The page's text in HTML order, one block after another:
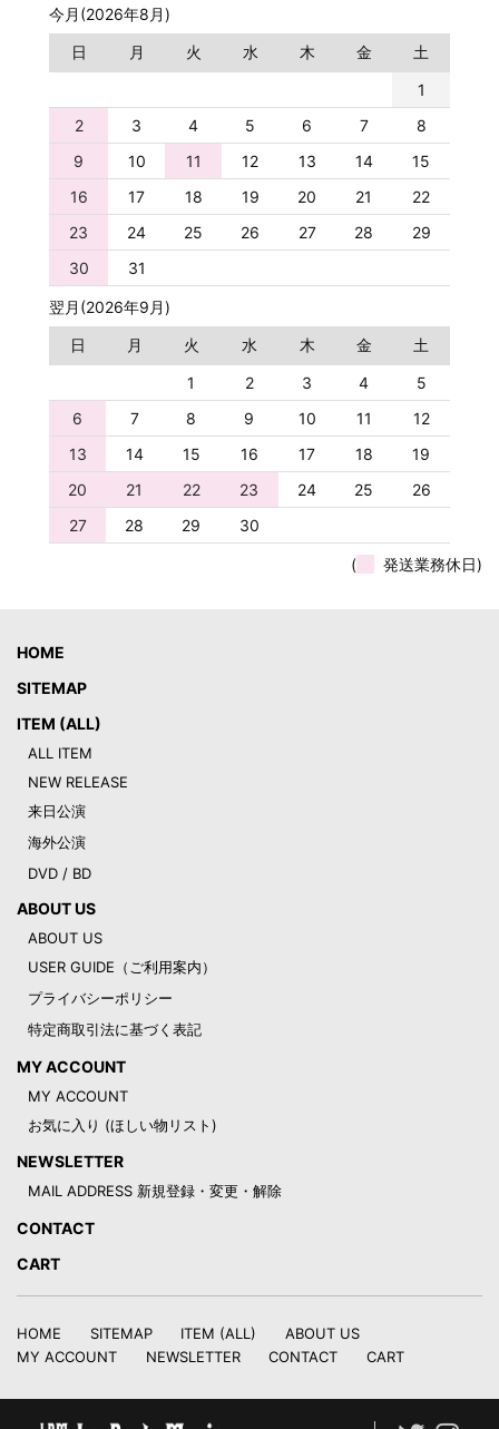
今月(2026年8月)
日
月 火 水 木 金
土
1
2
3 4 5 6 7
8
9
10 11 12 13 14
15
16
17 18 19 20 21
22
23
24 25 26 27 28
29
30
31
翌月(2026年9月)
日
月 火 水 木 金
土
1
2 3 4
5
6
7 8 9 10 11
12
13
14 15 16 17 18
19
20
21 22 23 24 25
26
27
28 29 30
( 発送業務休日)
HOME
SITEMAP
ITEM (ALL)
ALL ITEM
NEW RELEASE
来日公演
海外公演
DVD / BD
ABOUT US
ABOUT US
USER GUIDE（ご利用案内）
プライバシーポリシー
特定商取引法に基づく表記
MY ACCOUNT
MY ACCOUNT
お気に入り (ほしい物リスト)
NEWSLETTER
MAIL ADDRESS 新規登録・変更・解除
CONTACT
CART
HOME SITEMAP ITEM (ALL)
ABOUT US
MY ACCOUNT
NEWSLETTER CONTACT CART